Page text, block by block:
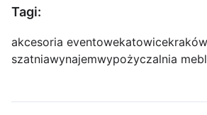
Tagi:
akcesoria eventowekatowicekraków
szatniawynajemwypożyczalnia